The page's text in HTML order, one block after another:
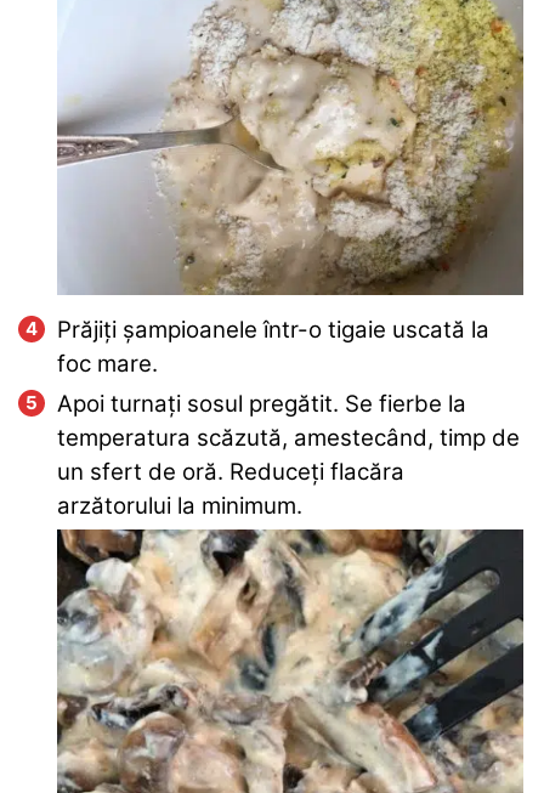
Prăjiți șampioanele într-o tigaie uscată la
foc mare.
Apoi turnați sosul pregătit. Se fierbe la
temperatura scăzută, amestecând, timp de
un sfert de oră. Reduceți flacăra
arzătorului la minimum.